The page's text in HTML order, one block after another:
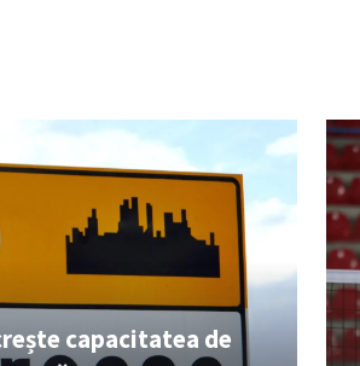
capacitatea de